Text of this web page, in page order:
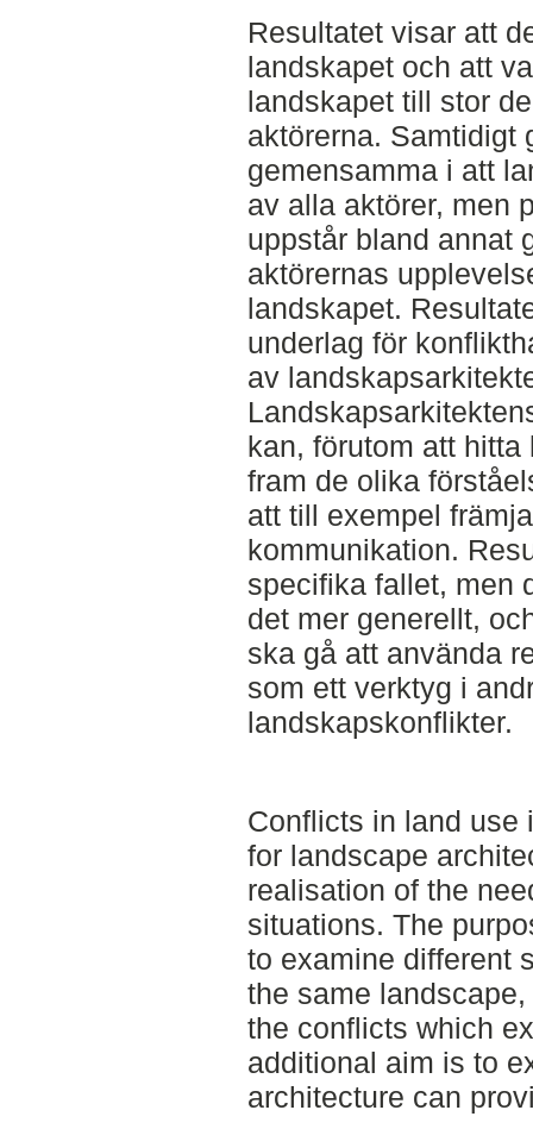
Resultatet visar att
landskapet och att
landskapet till stor
aktörerna. Samtidigt
gemensamma i att
av alla aktörer, men
uppstår bland annat
aktörernas
landskapet.
underlag för
av
kan, förutom att
fram de olika
att till exempel
kommunikation.
specifika fallet, men
det mer generellt,
ska gå att använda
som ett verktyg i
landskapskonflikter.
Conflicts in land use
for landscape
realisation of the
situations. The
to examine different
the same
the conflicts which
additional aim is to
architecture can